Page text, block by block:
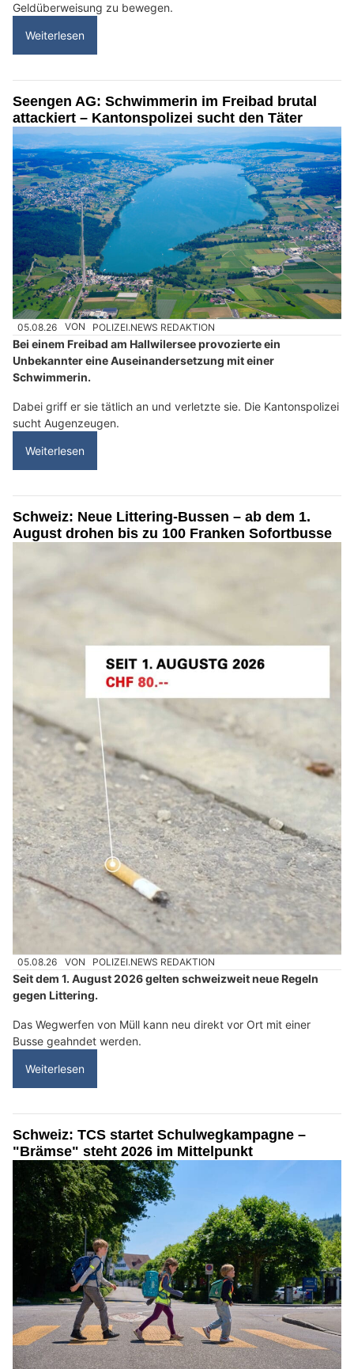
Geldüberweisung zu bewegen.
Weiterlesen
Seengen AG: Schwimmerin im Freibad brutal
attackiert – Kantonspolizei sucht den Täter
05.08.26 VON POLIZEI.NEWS REDAKTION
Bei einem Freibad am Hallwilersee provozierte ein
Unbekannter eine Auseinandersetzung mit einer
Schwimmerin.
Dabei griff er sie tätlich an und verletzte sie. Die Kantonspolizei
sucht Augenzeugen.
Weiterlesen
Schweiz: Neue Littering-Bussen – ab dem 1.
August drohen bis zu 100 Franken Sofortbusse
05.08.26 VON POLIZEI.NEWS REDAKTION
Seit dem 1. August 2026 gelten schweizweit neue Regeln
gegen Littering.
Das Wegwerfen von Müll kann neu direkt vor Ort mit einer
Busse geahndet werden.
Weiterlesen
Schweiz: TCS startet Schulwegkampagne –
"Brämse" steht 2026 im Mittelpunkt